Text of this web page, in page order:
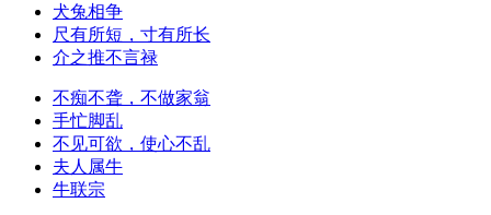
犬兔相争
尺有所短，寸有所长
介之推不言禄
不痴不聋，不做家翁
手忙脚乱
不见可欲，使心不乱
夫人属牛
牛联宗